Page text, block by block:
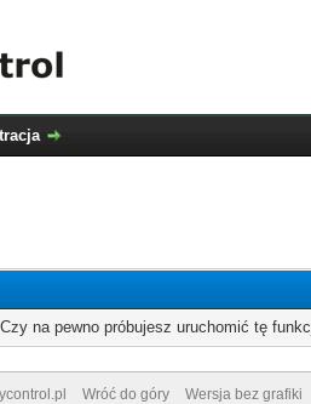
na pewno próbujesz uruchomić tę
Wróć do góry Wersja bez grafiki